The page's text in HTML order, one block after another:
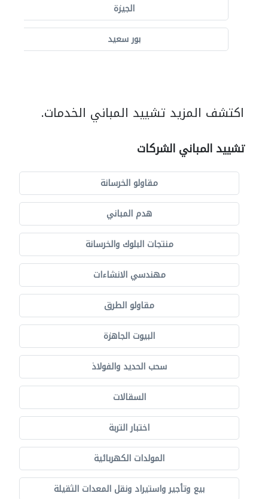
الجيزة
بور سعيد
اكتشف المزيد تشييد المباني الخدمات.
تشييد المباني الشركات
مقاولو الخرسانة
هدم المباني
منتجات البلوك والخرسانة
مهندسي الانشاءات
مقاولو الطرق
البيوت الجاهزة
سحب الحديد والفولاذ
السقالات
اختبار التربة
المولدات الكهربائية
بيع وتأجير واستيراد ونقل المعدات الثقيلة